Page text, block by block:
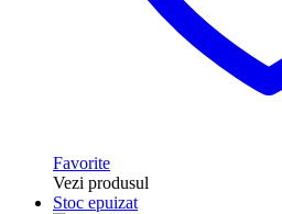
Favorite
Vezi produsul
Stoc epuizat